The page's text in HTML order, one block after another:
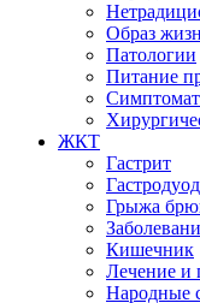
Образ
Патологии
Питание
ЖКТ
Гастрит
Грыжа
Кишечник
Лечение и
Народные